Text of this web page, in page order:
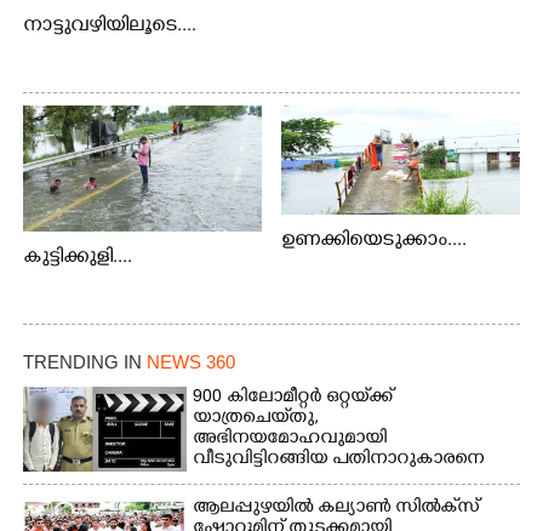
നാട്ടുവഴിയിലൂടെ....
കുട്ടിക്കുളി....
ഉണക്കിയെടുക്കാം....
TRENDING IN NEWS 360
900 കിലോമീറ്റർ ഒറ്റയ്‌ക്ക്
യാത്രചെ‌യ്‌തു,​
അഭിനയമോഹവുമായി
വീടുവിട്ടിറങ്ങിയ പതിനാറുകാരനെ
കണ്ടെത്തിയത് ഫിലിം സിറ്റിയിൽ
ആലപ്പുഴയിൽ കല്യാൺ സിൽക്‌സ്